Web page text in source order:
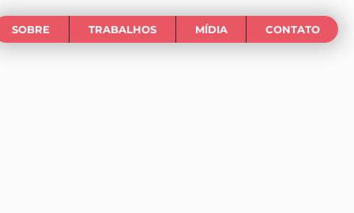
SOBRE TRABALHOS MÍDIA CONTATO